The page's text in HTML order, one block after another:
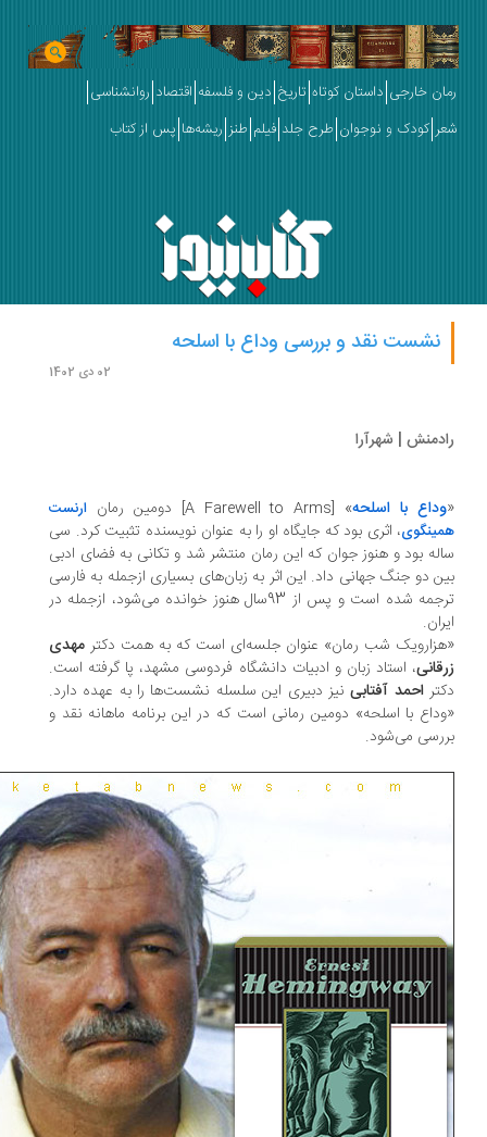
خارجی داستان کوتاه تاریخ دین و فلسفه اقتصاد روانشناسی
کودک و نوجوان طرح جلد فیلم طنز ریشه‌ها پس از کتاب
نشست نقد و بررسی وداع با اسلحه
| شهرآرا
با اسلحه »
[A Farewell to Arms] دومین رمان ارنست
، اثری بود که جایگاه او را به عنوان نویسنده تثبیت کرد. سی
بود و هنوز جوان که این رمان منتشر شد و تکانی به فضای ادبی
دو جنگ جهانی داد. این اثر به زبان‌های بسیاری ازجمله به فارسی
ترجمه شده است و پس از 93سال هنوز خوانده می‌شود، ازجمله در
شب رمان» عنوان جلسه‌ای است که به همت دکترمهدی
، استاد زبان و ادبیات دانشگاه فردوسی مشهد، پا گرفته است.
احمد آفتابی نیز دبیری این سلسله نشست‌ها را به عهده دارد.
با اسلحه» دومین رمانی است که در این برنامه ماهانه نقد و
می‌شود.